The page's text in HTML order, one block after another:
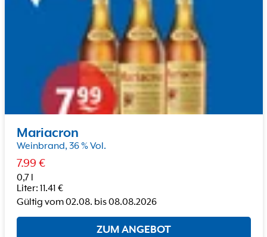
Mariacron
Weinbrand, 36 % Vol.
7.99 €
0,7 l
Liter: 11.41 €
Gültig vom02.08. bis08.08.2026
ZUM ANGEBOT